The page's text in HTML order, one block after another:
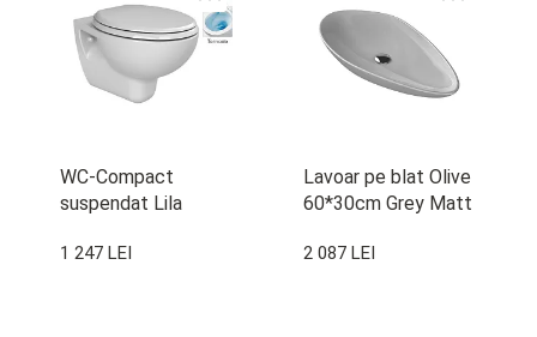
WC-Compact
suspendat Lila
Cap.Prroplast Lila
1 247 LEI
Lavoar pe blat Olive
60*30cm Grey Matt
2 087 LEI